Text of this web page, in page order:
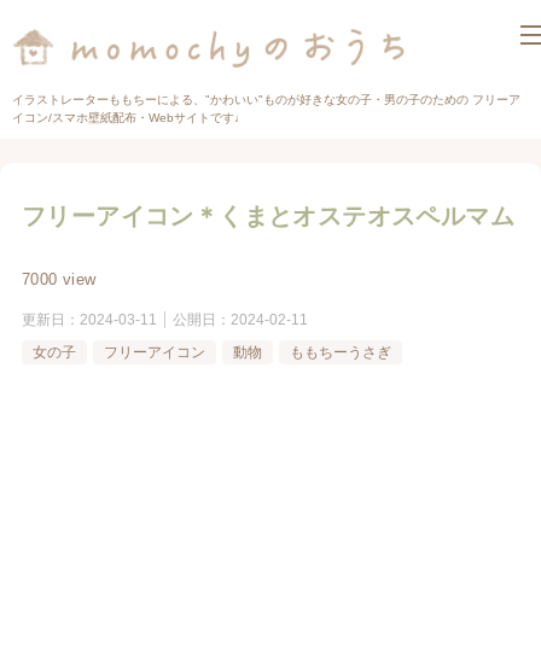
イラストレーターももちーによる、"かわいい"ものが好きな女の子・男の子のための フリーア
イコン/スマホ壁紙配布・Webサイトです♩
フリーアイコン＊くまとオステオスペルマム
7000 view
更新日： 2024-03-11 公開日： 2024-02-11
女の子
フリーアイコン 動物 ももちーうさぎ